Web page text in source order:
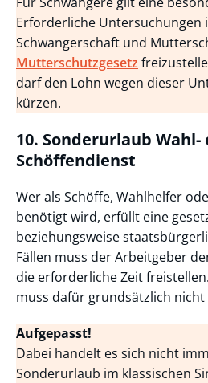
Erforderliche Untersuchungen
Schwangerschaft und
Mutterschutzgesetz
darf den Lohn wegen dieser
kürzen.
10. Sonderurlaub Wahl-
Schöffendienst
Wer als Schöffe, Wahlhelfer
benötigt wird, erfüllt eine
beziehungsweise
Fällen muss der Arbeitgeber
die erforderliche Zeit
muss dafür grundsätzlich
Aufgepasst!
Dabei handelt es sich nicht
Sonderurlaub im klassischen